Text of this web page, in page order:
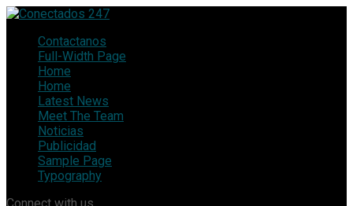
Contactanos
Full-Width Page
Home
Home
Latest News
Meet The Team
Noticias
Publicidad
Sample Page
Typography